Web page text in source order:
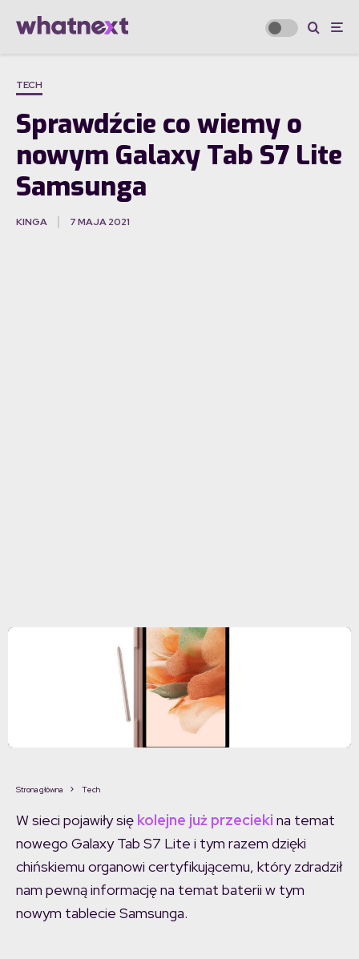
TECH
Sprawdźcie co wiemy o
nowym Galaxy Tab S7 Lite
Samsunga
KINGA 7 MAJA 2021
Strona główna Tech
W sieci pojawiły się kolejne już przecieki na temat
nowego Galaxy Tab S7 Lite i tym razem dzięki
chińskiemu organowi certyfikującemu, który zdradził
nam pewną informację na temat baterii w tym
nowym tablecie Samsunga.